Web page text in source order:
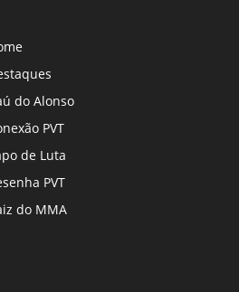
do Alonso
PVT
de Luta
PVT
do MMA